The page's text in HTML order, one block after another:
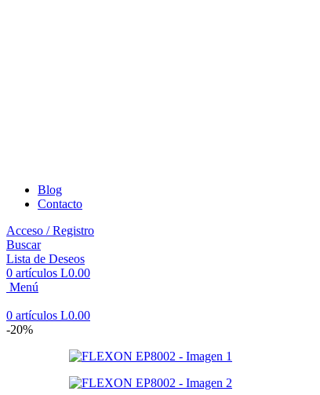
Blog
Contacto
Acceso / Registro
Buscar
Lista de Deseos
0 artículos L0.00
Menú
0 artículos L0.00
-20%